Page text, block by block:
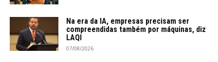
Na era da IA, empresas precisam ser
compreendidas também por máquinas, diz
LAQI
07/08/2026